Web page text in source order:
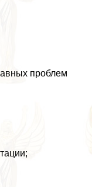
проблем